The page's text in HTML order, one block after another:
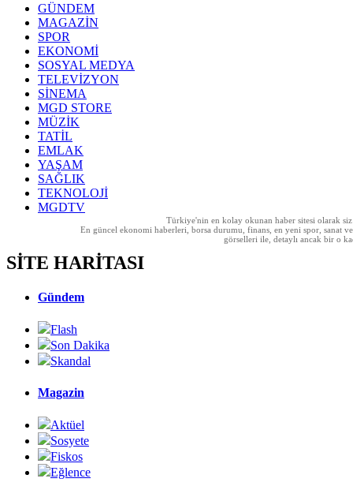
GÜNDEM
MAGAZİN
SPOR
EKONOMİ
SOSYAL MEDYA
TELEVİZYON
SİNEMA
MGD STORE
MÜZİK
TATİL
EMLAK
YAŞAM
SAĞLIK
TEKNOLOJİ
MGDTV
Türkiye'nin en kolay okunan haber sitesi olarak siz
En güncel ekonomi haberleri, borsa durumu, finans, en yeni spor, sanat
görselleri ile, detaylı ancak bir o
SİTE HARİTASI
Gündem
Flash
Son Dakika
Skandal
Magazin
Aktüel
Sosyete
Fiskos
Eğlence